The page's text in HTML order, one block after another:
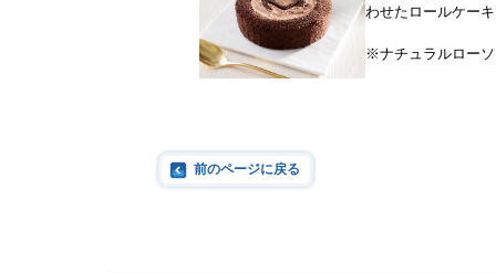
わせたロールケー
※ナチュラルロー
前のページに戻る